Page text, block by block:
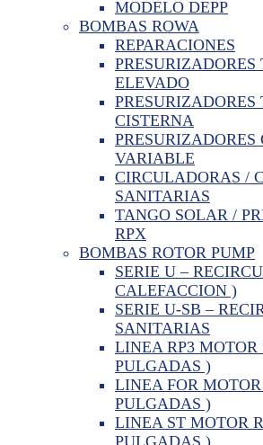
MODELO DEPP
BOMBAS ROWA
REPARACIONES
PRESURIZADORES
ELEVADO
PRESURIZADORES
CISTERNA
VARIABLE
CIRCULADORAS /
SANITARIAS
TANGO SOLAR /
RPX
BOMBAS ROTOR PUMP
SERIE U –
CALEFACCION )
SERIE U-SB –
SANITARIAS
LINEA RP3 MOTOR
PULGADAS )
LINEA FOR
PULGADAS )
LINEA ST MOTOR
PULGADAS )